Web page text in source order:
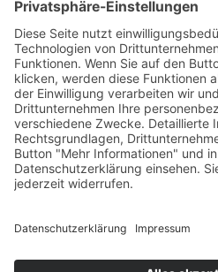
Kontakt
info(at)friedrichsforum.de
+49 (0) 921 / 25 20-80